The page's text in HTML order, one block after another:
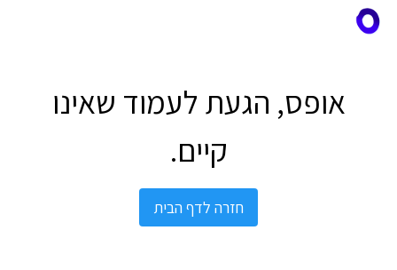
אופס, הגעת לעמוד שאינו
קיים.
חזרה לדף הבית